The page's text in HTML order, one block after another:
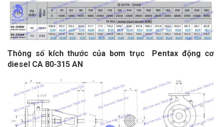
Thông số kích thước của bơm trục Pentax động cơ
diesel CA 80-315 AN